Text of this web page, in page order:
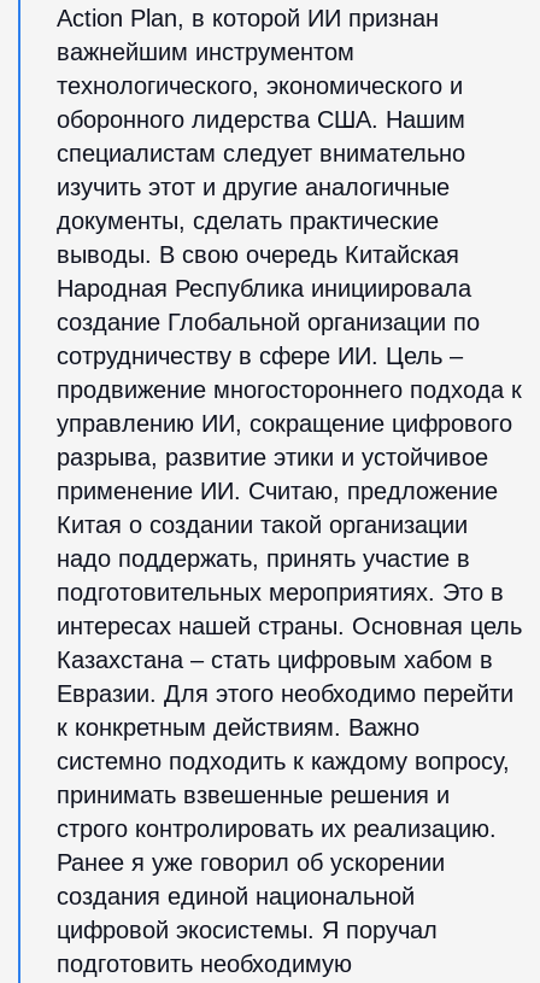
Action Plan, в которой ИИ признан
важнейшим инструментом
технологического, экономического и
оборонного лидерства США. Нашим
специалистам следует внимательно
изучить этот и другие аналогичные
документы, сделать практические
выводы. В свою очередь Китайская
Народная Республика инициировала
создание Глобальной организации по
сотрудничеству в сфере ИИ. Цель –
продвижение многостороннего подхода к
управлению ИИ, сокращение цифрового
разрыва, развитие этики и устойчивое
применение ИИ. Считаю, предложение
Китая о создании такой организации
надо поддержать, принять участие в
подготовительных мероприятиях. Это в
интересах нашей страны. Основная цель
Казахстана – стать цифровым хабом в
Евразии. Для этого необходимо перейти
к конкретным действиям. Важно
системно подходить к каждому вопросу,
принимать взвешенные решения и
строго контролировать их реализацию.
Ранее я уже говорил об ускорении
создания единой национальной
цифровой экосистемы. Я поручал
подготовить необходимую